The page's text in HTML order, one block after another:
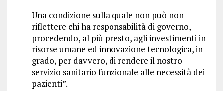
Una condizione sulla quale non può non
riflettere chi ha responsabilità di governo,
procedendo, al più presto, agli investimenti in
risorse umane ed innovazione tecnologica, in
grado, per davvero, di rendere il nostro
servizio sanitario funzionale alle necessità dei
pazienti”.